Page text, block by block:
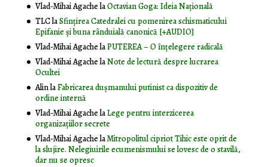
Vlad-Mihai AgachelaOctavian Goga: Ideia Naţională
TLClaSfințirea Catedralei cu pomenirea schismaticului
Epifanie și buna rânduială canonică [+AUDIO]
Vlad-Mihai AgachelaPUTEREA – O înţelegere radicală
Vlad-Mihai AgachelaNote de lectură despre lucrarea
Ocultei
AlinlaFabricarea dușmanului putinist ca dispozitiv de
ordine internă
Vlad-Mihai AgachelaLege pentru interzicerea
organizaţiilor secrete
Vlad-Mihai AgachelaMitropolitul cipriot Tihic este oprit de
la slujire. Nelegiuirile ecumenismului se lovesc de o stavilă,
dar nu se opresc